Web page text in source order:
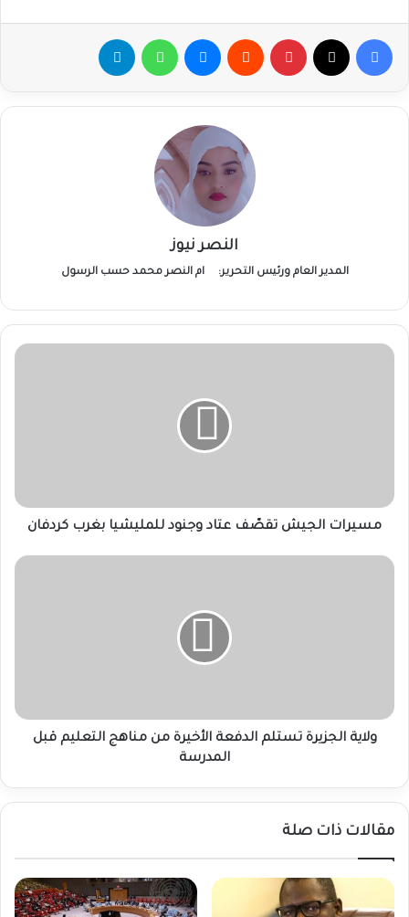
فيسبوك بينتيريست ماسنجر واتساب
النصر نيوز
المدير العام ورئيس التحرير: ام النصر محمد حسب الرسول
مسيرات
مسيرات الجيش تقصّف عتاد وجنود للمليشيا بغرب كردفان
ولاية
قبل
المدرسة
ولاية الجزيرة تستلم الدفعة الأخيرة من مناهج التعليم قبل
المدرسة
مقالات ذات صلة